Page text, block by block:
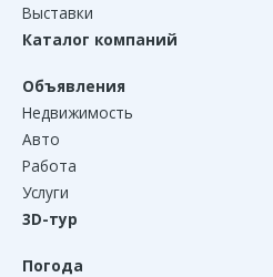
Выставки
Каталог компаний
Объявления
Недвижимость
Авто
Работа
Услуги
3D-тур
Погода